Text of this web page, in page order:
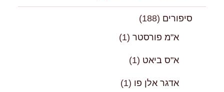
סיפורים (188)
א"מ פורסטר (1)
א"ס ביאט (1)
אדגר אלן פו (1)